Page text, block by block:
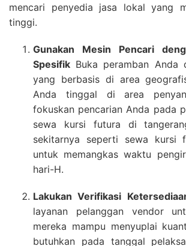
mencari penyedia jasa lokal yang
tinggi.
Gunakan Mesin Pencari
Spesifik Buka peramban Anda
yang berbasis di area
Anda tinggal di area
fokuskan pencarian Anda pada
sewa kursi futura di
sekitarnya seperti sewa kursi
untuk memangkas waktu
hari-H.
Lakukan Verifikasi
layanan pelanggan vendor
mereka mampu menyuplai
butuhkan pada tanggal